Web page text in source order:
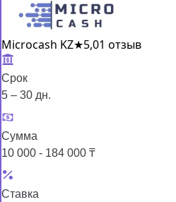
Microcash KZ★5,01 отзыв
Срок
5 – 30 дн.
Сумма
10 000 - 184 000 ₸
Ставка